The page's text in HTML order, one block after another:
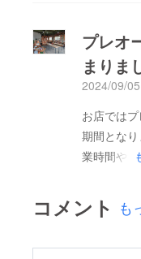
です。正
を9月28日
たいと思い
オープン
間が変わ
注意くだ
変更する
Instagram
プレオ
まりま
2024/09/
お店では
期間とな
業時間や
常とは異
りますが
コメント も